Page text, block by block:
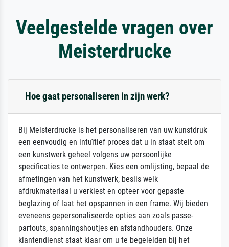
Veelgestelde vragen over
Meisterdrucke
Hoe gaat personaliseren in zijn werk?
Bij Meisterdrucke is het personaliseren van uw kunstdruk
een eenvoudig en intuïtief proces dat u in staat stelt om
een kunstwerk geheel volgens uw persoonlijke
specificaties te ontwerpen. Kies een omlijsting, bepaal de
afmetingen van het kunstwerk, beslis welk
afdrukmateriaal u verkiest en opteer voor gepaste
beglazing of laat het opspannen in een frame. Wij bieden
eveneens gepersonaliseerde opties aan zoals passe-
partouts, spanningshoutjes en afstandhouders. Onze
klantendienst staat klaar om u te begeleiden bij het